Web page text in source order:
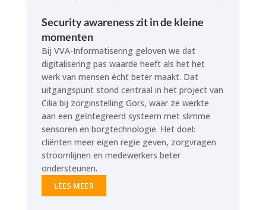
Security awareness zit in de kleine
momenten
Bij VVA-Informatisering geloven we dat
digitalisering pas waarde heeft als het het
werk van mensen écht beter maakt. Dat
uitgangspunt stond centraal in het project van
Cilia bij zorginstelling Gors, waar ze werkte
aan een geïntegreerd systeem met slimme
sensoren en borgtechnologie. Het doel:
cliënten meer eigen regie geven, zorgvragen
stroomlijnen en medewerkers beter
ondersteunen.
LEES MEER